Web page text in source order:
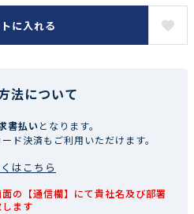
に入れる
法について
書払いとなります。
ド決済もご利用いただけます。
はこちら
の【通信欄】にて貴社名及び部署
ます